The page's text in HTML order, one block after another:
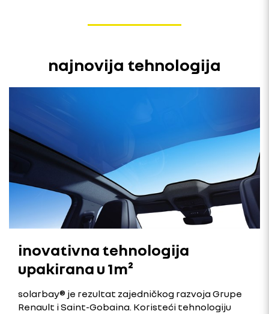
najnovija tehnologija
inovativna tehnologija
upakirana u 1m²
solarbay® je rezultat zajedničkog razvoja Grupe
Renault i Saint-Gobaina. Koristeći tehnologiju